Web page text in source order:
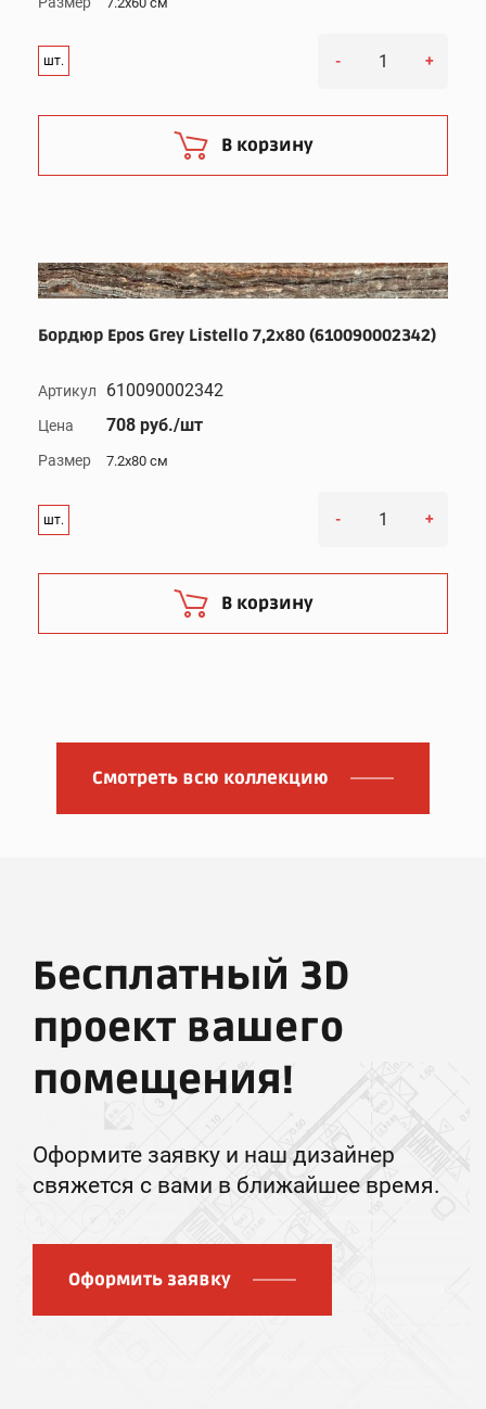
шт. - +
В корзину
Бордюр Epos Grey Listello 7,2x80 (610090002342)
Артикул 610090002342
Цена 708 руб./шт
Размер 7.2x80 см
шт. - +
В корзину
Смотреть всю коллекцию
Бесплатный 3D
проект вашего
помещения!
Оформите заявку и наш дизайнер
свяжется с вами в ближайшее время.
Оформить заявку